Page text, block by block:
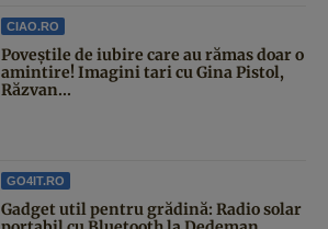
CIAO.RO
Poveştile de iubire care au rămas doar o
amintire! Imagini tari cu Gina Pistol,
Răzvan...
GO4IT.RO
Gadget util pentru grădină: Radio solar